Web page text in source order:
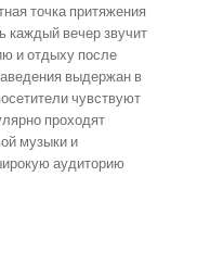
точка притяжения
каждый вечер звучит
и отдыху после
выдержан в
чувствуют
проходят
музыки и
аудиторию